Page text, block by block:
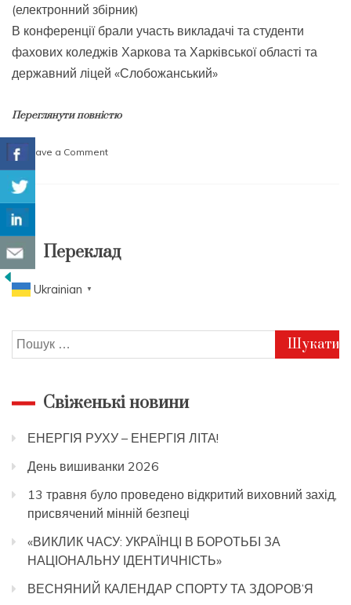
(електронний збірник)
В конференції брали участь викладачі та студенти
фахових коледжів Харкова та Харківської області та
державний ліцей «Слобожанський»
Переглянути повністю
Leave a Commenton
НАЦІОНАЛЬНУ
Переклад
Ukrainian ▼
Пошук:
Свіженькі новини
ЕНЕРГІЯ РУХУ – ЕНЕРГІЯ ЛІТА!
День вишиванки 2026
13 травня було проведено відкритий виховний захід,
присвячений мінній безпеці
«ВИКЛИК ЧАСУ: УКРАЇНЦІ В БОРОТЬБІ ЗА
НАЦІОНАЛЬНУ ІДЕНТИЧНІСТЬ»
ВЕСНЯНИЙ КАЛЕНДАР СПОРТУ ТА ЗДОРОВ’Я